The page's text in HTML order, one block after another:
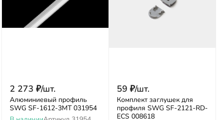
2 273 ₽/шт.
Алюминиевый профиль
SWG SF-1612-3MT 031954
59 ₽/шт.
Комплект заглушек для
профиля SWG SF-2121-RD-
ECS 008618